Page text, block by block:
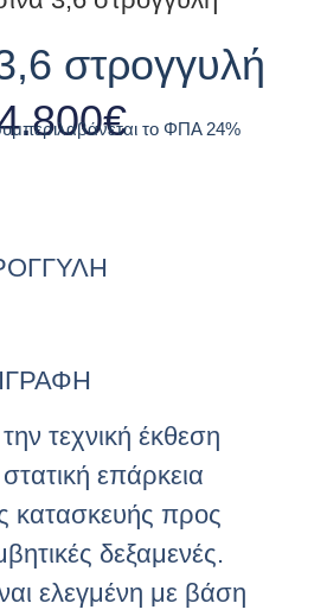
στρογγυλή
€
συμπεριλαβάνεται το ΦΠΑ 24%
τεχνική έκθεση
στατική επάρκεια
κατασκευής προς
δεξαμενές.
ελεγμένη με βάση